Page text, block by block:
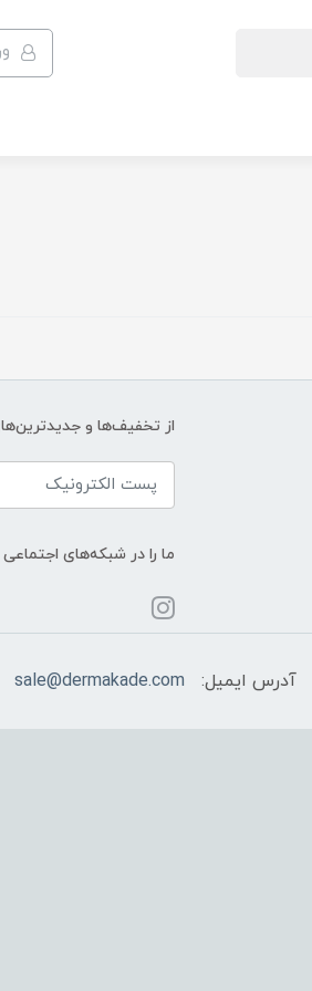
از تخفیف‌ها و
ما را در شبکه‌های اجتماعی
آدرس ایمیل: sale@dermakade.com